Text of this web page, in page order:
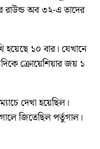
রাউন্ড অব ৩২-এ তাদের
হয়েছে ১০ বার। যেখানে
ক্রোয়েশিয়ার জয় ১
দেখা হয়েছিল।
জিতেছিল পর্তুগাল।